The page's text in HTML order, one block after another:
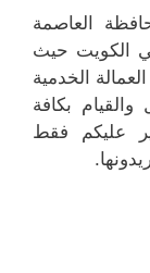
العاصمة
الكويت حيث
الخدمية
بكافة
عليكم فقط